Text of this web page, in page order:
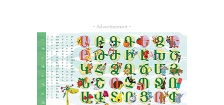
- Advertisement -